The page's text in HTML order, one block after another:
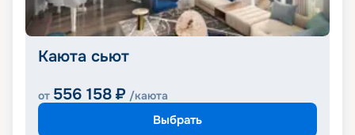
Каюта сьют
от 556 158 ₽ /каюта
Выбрать